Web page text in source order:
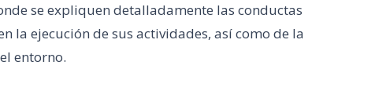
se expliquen detalladamente las conductas
la ejecución de sus actividades, así como de la
entorno.